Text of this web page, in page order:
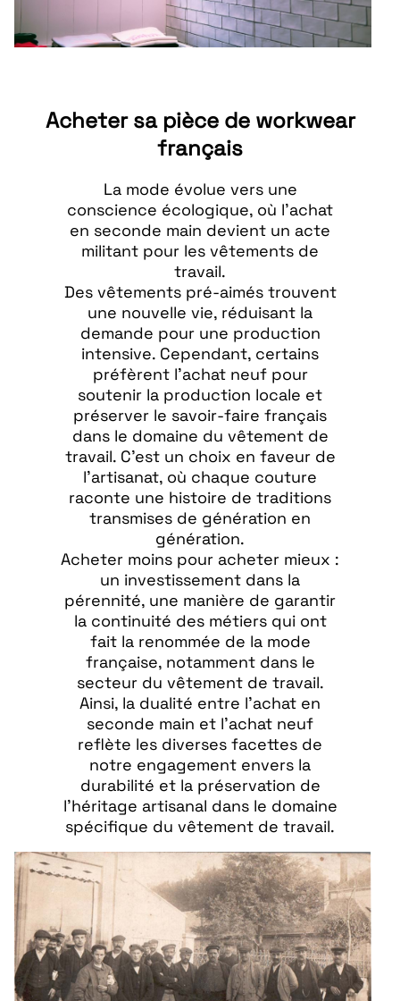
Acheter sa pièce de workwear
français
La mode évolue vers une
conscience écologique, où l'achat
en seconde main devient un acte
militant pour les vêtements de
travail.
Des vêtements pré-aimés trouvent
une nouvelle vie, réduisant la
demande pour une production
intensive. Cependant, certains
préfèrent l'achat neuf pour
soutenir la production locale et
préserver le savoir-faire français
dans le domaine du vêtement de
travail. C'est un choix en faveur de
l'artisanat, où chaque couture
raconte une histoire de traditions
transmises de génération en
génération.
Acheter moins pour acheter mieux :
un investissement dans la
pérennité, une manière de garantir
la continuité des métiers qui ont
fait la renommée de la mode
française, notamment dans le
secteur du vêtement de travail.
Ainsi, la dualité entre l'achat en
seconde main et l'achat neuf
reflète les diverses facettes de
notre engagement envers la
durabilité et la préservation de
l'héritage artisanal dans le domaine
spécifique du vêtement de travail.